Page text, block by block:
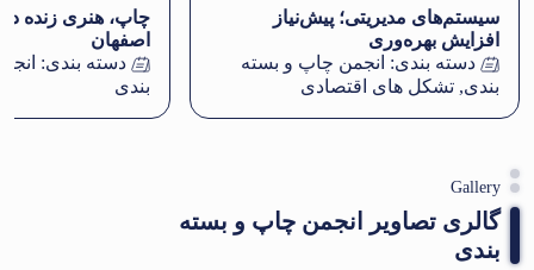
سیستم‌های مدیریتی؛ پیش‌نیاز
افزایش بهره‌وری
دسته بندی: انجمن چاپ و بسته
بندی, تشکل های اقتصادی
چاپ، هنری زنده
اصفهان
دسته بندی:
بندی
Gallery
گالری تصاویر انجمن چاپ و بسته
بندی